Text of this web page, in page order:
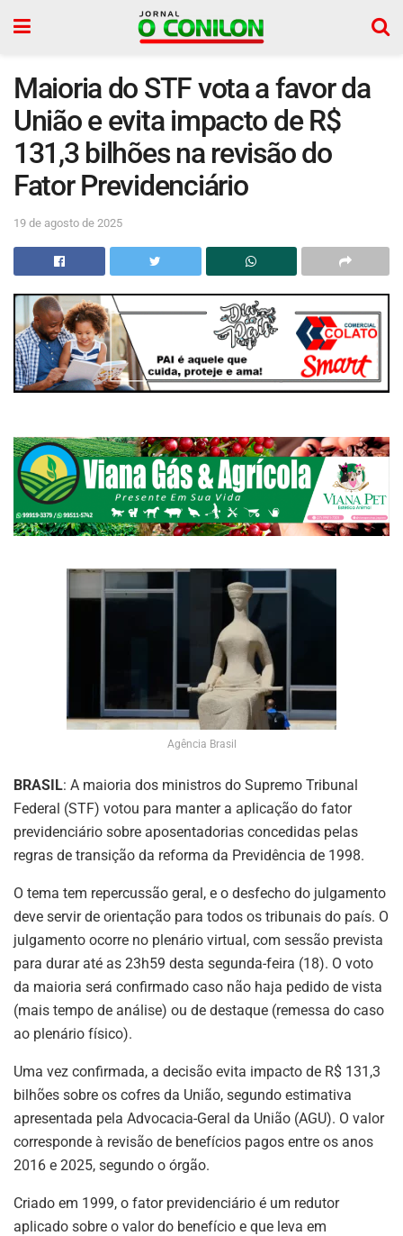
Maioria do STF vota a favor da
União e evita impacto de R$
131,3 bilhões na revisão do
Fator Previdenciário
19 de agosto de 2025
Agência Brasil
BRASIL: A maioria dos ministros do Supremo Tribunal
Federal (STF) votou para manter a aplicação do fator
previdenciário sobre aposentadorias concedidas pelas
regras de transição da reforma da Previdência de 1998.
O tema tem repercussão geral, e o desfecho do julgamento
deve servir de orientação para todos os tribunais do país. O
julgamento ocorre no plenário virtual, com sessão prevista
para durar até as 23h59 desta segunda-feira (18). O voto
da maioria será confirmado caso não haja pedido de vista
(mais tempo de análise) ou de destaque (remessa do caso
ao plenário físico).
Uma vez confirmada, a decisão evita impacto de R$ 131,3
bilhões sobre os cofres da União, segundo estimativa
apresentada pela Advocacia-Geral da União (AGU). O valor
corresponde à revisão de benefícios pagos entre os anos
2016 e 2025, segundo o órgão.
Criado em 1999, o fator previdenciário é um redutor
aplicado sobre o valor do benefício e que leva em